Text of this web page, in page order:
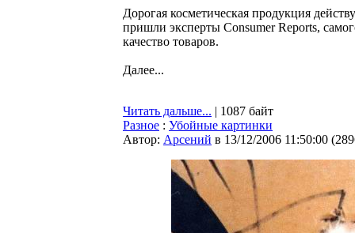
Дорогая косметическая продукция
пришли эксперты Consumer Reports,
качество товаров.
Далее...
Читать дальше... | 1087 байт
Разное : Убойные картинки
Автор: Арсений в 13/12/2006 11:50:00 (